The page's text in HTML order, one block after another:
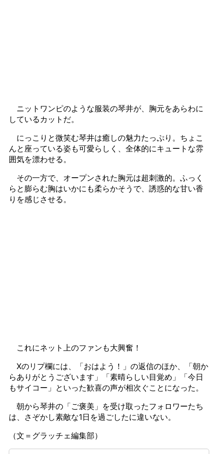
ニットワンピのような服装の琴井が、胸元をあらわに
しているカットだ。
にっこりと微笑む琴井は癒しの魅力たっぷり。ちょこ
んと座っている姿も可愛らしく、全体的にキュートな雰
囲気を漂わせる。
その一方で、オープンされた胸元は超刺激的。ふっく
らと膨らむ胸はいかにも柔らかそうで、誘惑的な甘い香
りを感じさせる。
これにネット上のファンも大興奮！
Xのリプ欄には、「おはよう！」の返信のほか、「朝か
らありがとうございます」「素晴らしい目覚め」「今日
もサイコー」といった歓喜の声が相次ぐことになった。
朝から琴井の「ご褒美」を受け取ったフォロワーたち
は、さぞかし素敵な1日を過ごしたに違いない。
（文＝グラッチェ編集部）